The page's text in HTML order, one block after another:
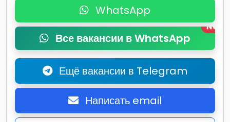
WhatsApp
Все вакансии в WhatsApp
New
Ещё вакансии в Telegram
Написать email